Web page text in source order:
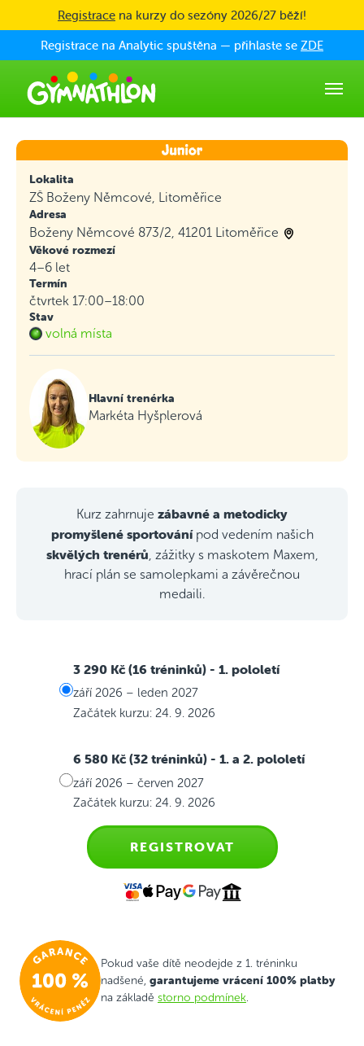
Skip to main content
Registrace na kurzy do sezóny 2026/27 běží!
Registrace na Analytic spuštěna — přihlaste se ZDE
Lokalita
ZŠ Boženy Němcové, Litoměřice
Adresa
Boženy Němcové 873/2, 41201 Litoměřice
Věkové rozmezí
4–6 let
Termín
čtvrtek 17:00–18:00
Stav
volná místa
Hlavní trenérka
Markéta Hyšplerová
Kurz zahrnuje zábavné a metodicky
promyšlené sportovánípod vedením našich
skvělých trenérů , zážitky s maskotem Maxem,
hrací plán se samolepkami a závěrečnou
medaili.
3 290 Kč (16 tréninků) - 1. pololetí
září 2026 – leden 2027
Začátek kurzu: 24. 9. 2026
6 580 Kč (32 tréninků) - 1. a 2. pololetí
září 2026 – červen 2027
Začátek kurzu: 24. 9. 2026
REGISTROVAT
Pokud vaše dítě neodejde z 1. tréninku
nadšené, garantujeme vrácení 100% platby
na základě storno podmínek.